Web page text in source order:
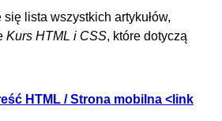
lista wszystkich artykułów,
Kurs HTML i CSS, które dotyczą
HTML / Strona mobilna <link